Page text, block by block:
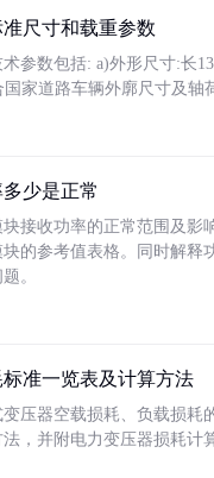
尺寸和载重参数
参数包括: a)外形尺寸:长
国家道路车辆外廓尺寸及轴
少是正常
接收功率的正常范围及影
的参考值表格。同时解释
。
准一览表及计算方法
压器空载损耗、负载损耗
，并附电力变压器损耗计